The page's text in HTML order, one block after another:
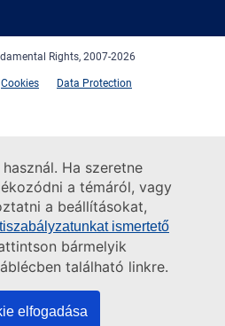
Ha szeretne
a témáról, vagy
a beállításokat,
ismertető
bármelyik
található linkre.
elfogadása
Rights, 2007-2026
Cookies
Data Protection